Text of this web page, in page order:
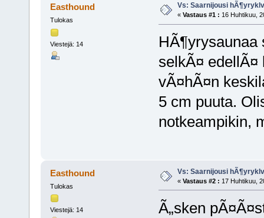
Easthound
Tulokas
Viestejä: 14
Vs: Saarnijousi
« Vastaus #1 : 16 Huhtikuu,
HÃ¶yrysaunaa
selkÃ¤ edellÃ¤
vÃ¤hÃ¤n
5 cm puuta.
notkeampikin,
Easthound
Tulokas
Viestejä: 14
Vs: Saarnijousi
« Vastaus #2 : 17 Huhtikuu,
Ã„sken